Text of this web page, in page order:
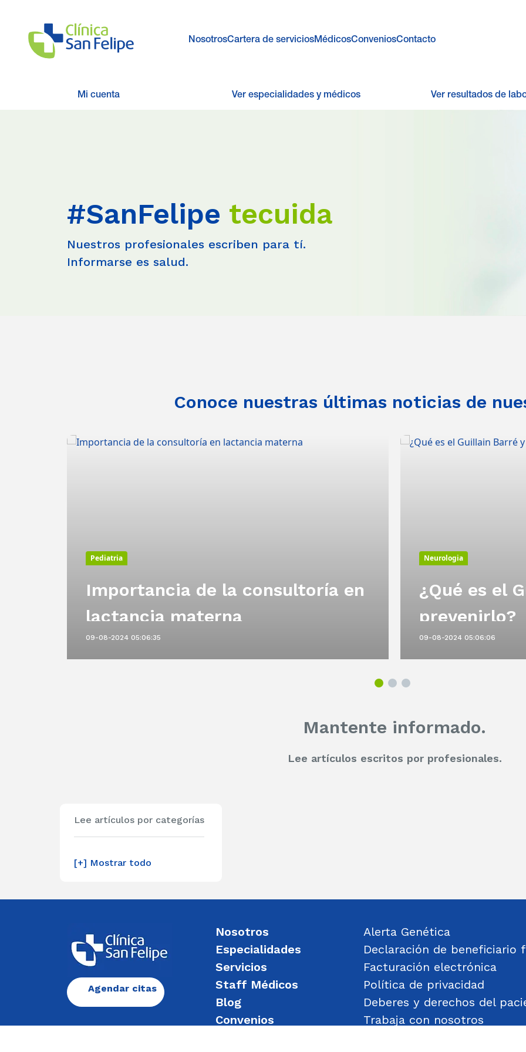
NosotrosCartera de serviciosMédicosConveniosContacto
Mi cuenta Ver especialidades y médicos Ver resultados de
#SanFelipe tecuida
Nuestros profesionales escriben para tí.
Informarse es salud.
Conoce nuestras últimas noticias de
Pediatria
Importancia de la consultoría en
lactancia materna
09-08-2024 05:06:35
Neurologia
¿Qué es el
prevenirlo?
09-08-2024 05:06:06
Mantente informado.
Lee artículos escritos por profesionales.
Lee artículos por categorías
[+] Mostrar todo
Agendar citas
Nosotros
Especialidades
Servicios
Staff Médicos
Blog
Convenios
Alerta Genética
Declaración de beneficiario
Facturación electrónica
Política de privacidad
Deberes y derechos del
Trabaja con nosotros